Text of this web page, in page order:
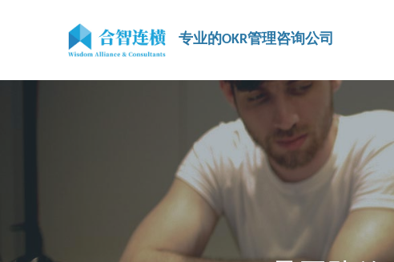
专业的OKR管理咨询公司